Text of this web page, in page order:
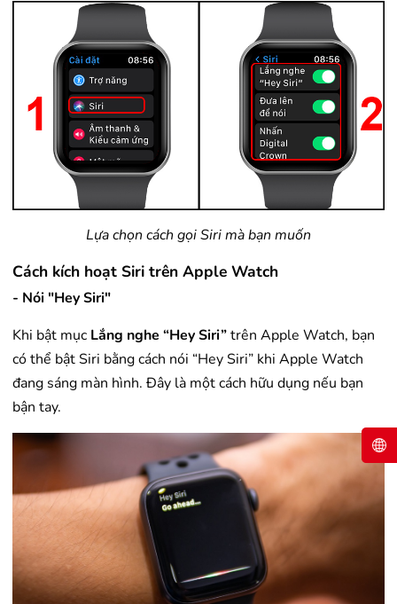
Lựa chọn cách gọi Siri mà bạn muốn
Cách kích hoạt Siri trên Apple Watch
- Nói "Hey Siri"
Khi bật mục Lắng nghe “Hey Siri”trên Apple Watch, bạn
có thể bật Siri bằng cách nói “Hey Siri” khi Apple Watch
đang sáng màn hình. Đây là một cách hữu dụng nếu bạn
bận tay.